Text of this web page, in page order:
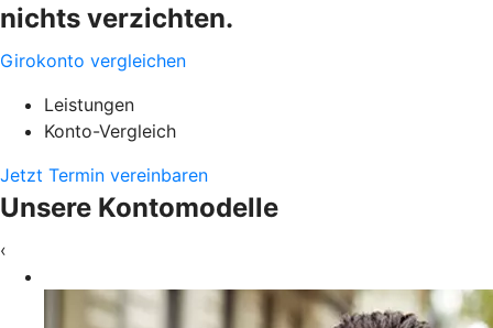
nichts verzichten.
Girokonto vergleichen
Leistungen
Konto-Vergleich
Jetzt Termin vereinbaren
Unsere Kontomodelle
‹